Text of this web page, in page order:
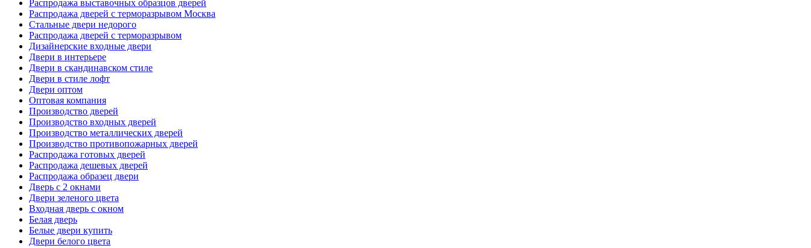
Распродажа выставочных образцов дверей
Распродажа дверей с терморазрывом Москва
Стальные двери недорого
Распродажа дверей с терморазрывом
Дизайнерские входные двери
Двери в интерьере
Двери в скандинавском стиле
Двери в стиле лофт
Двери оптом
Оптовая компания
Производство дверей
Производство входных дверей
Производство металлических дверей
Производство противопожарных дверей
Распродажа готовых дверей
Распродажа дешевых дверей
Распродажа образец двери
Дверь с 2 окнами
Двери зеленого цвета
Входная дверь с окном
Белая дверь
Белые двери купить
Двери белого цвета